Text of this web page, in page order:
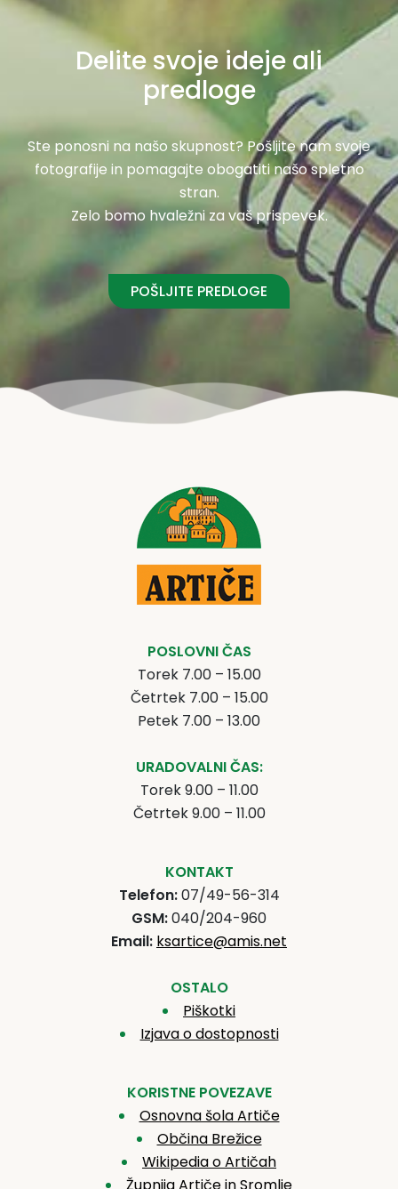
Delite svoje ideje ali
predloge
Ste ponosni na našo skupnost? Pošljite nam svoje
fotografije in pomagajte obogatiti našo spletno
stran.
Zelo bomo hvaležni za vaš prispevek.
POŠLJITE PREDLOGE
POSLOVNI ČAS
Torek 7.00 – 15.00
Četrtek 7.00 – 15.00
Petek 7.00 – 13.00
URADOVALNI ČAS:
Torek 9.00 – 11.00
Četrtek 9.00 – 11.00
KONTAKT
Telefon:07/49-56-314
GSM:040/204-960
Email: ksartice@amis.net
OSTALO
Piškotki
Izjava o dostopnosti
KORISTNE POVEZAVE
Osnovna šola Artiče
Občina Brežice
Wikipedia o Artičah